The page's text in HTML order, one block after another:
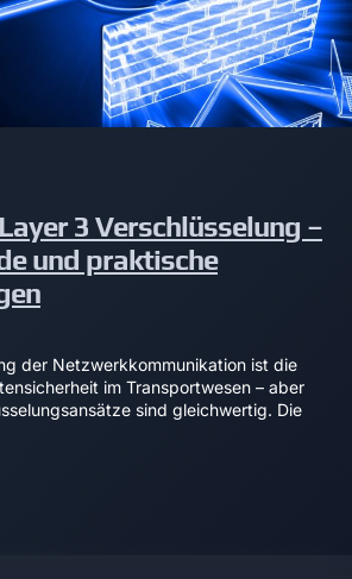
3 Verschlüsselung –
und praktische
der Netzwerkkommunikation ist die
im Transportwesen – aber
sind gleichwertig. Die